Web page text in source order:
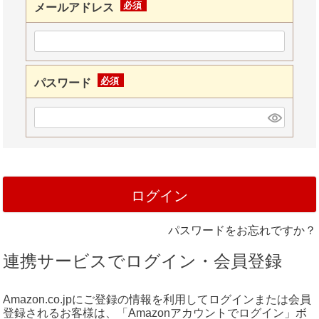
メールアドレス
須)
パスワード
須)
ログイン
パスワードをお忘れですか？
連携サービスでログイン・会員登録
Amazon.co.jpにご登録の情報を利用してログインまたは会員
登録されるお客様は、「Amazonアカウントでログイン」ボ